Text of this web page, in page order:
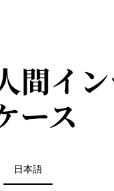
間イ
ース
日本語